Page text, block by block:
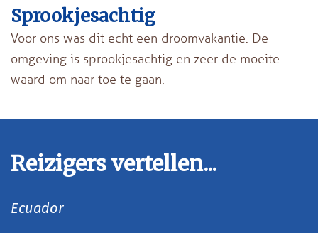
Sprookjesachtig
Voor ons was dit echt een droomvakantie. De
omgeving is sprookjesachtig en zeer de moeite
waard om naar toe te gaan.
Reizigers vertellen...
Ecuador